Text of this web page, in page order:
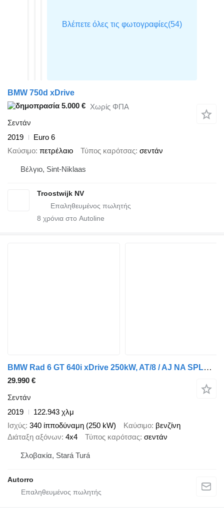
BMW 750d xDrive
5.000 € Χωρίς ΦΠΑ
Σεντάν
2019
Euro 6
Καύσιμο πετρέλαιο Τύπος καρότσας σεντάν
Βέλγιο, Sint-Niklaas
Troostwijk NV
8 χρόνια στο Autoline
BMW Rad 6 GT 640i xDrive 250kW, AT/8 / AJ NA SPLÁTKY / PROTIÚČET /
29.990 €
Σεντάν
2019
122.943 χλμ
Ισχύς 340 ίπποδύναμη (250 kW) Καύσιμο βενζίνη
Διάταξη αξόνων 4x4 Τύπος καρότσας σεντάν
Σλοβακία, Stará Turá
Autorro